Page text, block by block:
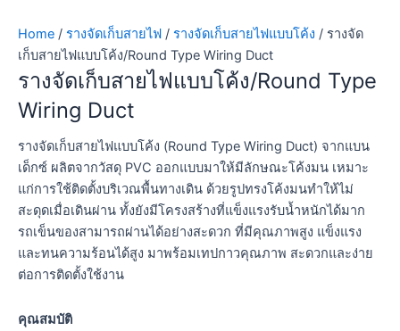
Home / รางจัดเก็บสายไฟ / รางจัดเก็บสายไฟแบบโค้ง / รางจัด
เก็บสายไฟแบบโค้ง/Round Type Wiring Duct
รางจัดเก็บสายไฟแบบโค้ง/Round Type
Wiring Duct
รางจัดเก็บสายไฟแบบโค้ง (Round Type Wiring Duct) จากแบน
เด็กซ์ ผลิตจากวัสดุ PVC ออกแบบมาให้มีลักษณะโค้งมน เหมาะ
แก่การใช้ติดตั้งบริเวณพื้นทางเดิน ด้วยรูปทรงโค้งมนทำให้ไม่
สะดุดเมื่อเดินผ่าน ทั้งยังมีโครงสร้างที่แข็งแรงรับน้ำหนักได้มาก
รถเข็นของสามารถผ่านได้อย่างสะดวก ที่มีคุณภาพสูง แข็งแรง
และทนความร้อนได้สูง มาพร้อมเทปกาวคุณภาพ สะดวกและง่าย
ต่อการติดตั้งใช้งาน
คุณสมบัติ